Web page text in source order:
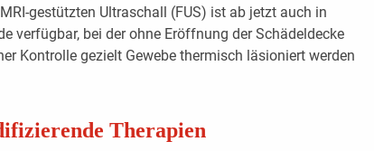
gestützten Ultraschall (FUS) ist ab jetzt auch in
verfügbar, bei der ohne Eröffnung der Schädeldecke
Kontrolle gezielt Gewebe thermisch läsioniert werden
Therapien